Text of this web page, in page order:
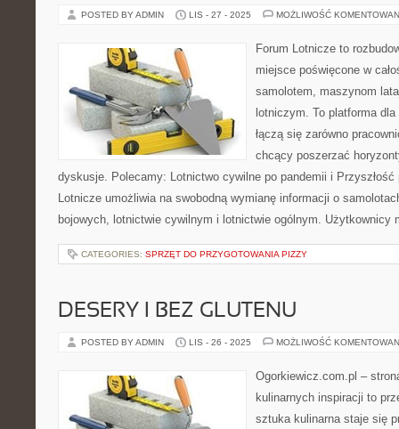
POSTED BY ADMIN LIS - 27 - 2025 MOŻLIWOŚĆ
Forum Lotnicze to
miejsce poświęcone w
samolotem, maszynom
lotniczym. To platforma
łączą się zarówno
chcący poszerzać
dyskusje. Polecamy: Lotnictwo cywilne po pandemii i
Lotnicze umożliwia na swobodną wymianę informacji o
bojowych, lotnictwie cywilnym i lotnictwie ogólnym.
CATEGORIES: SPRZĘT DO PRZYGOTOWANIA PIZZY
DESERY I BEZ GLUTENU
POSTED BY ADMIN LIS - 26 - 2025 MOŻLIWOŚĆ
Ogorkiewicz.com.pl –
kulinarnych inspiracji to
sztuka kulinarna staje się